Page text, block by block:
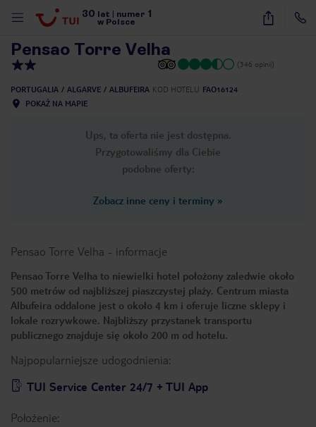
30 lat numer 1
w Polsce
21
Pensao Torre Velha
(346 opinii)
PORTUGALIA ALGARVE ALBUFEIRA KOD HOTELU FAO16124
POKAŻ NA MAPIE
Ups, ta oferta nie jest dostępna.
Przygotowaliśmy dla Ciebie
podobne oferty:
Zobacz inne ceny i terminy »
Pensao Torre Velha - informacje
Pensao Torre Velha to niewielki hotel położony zaledwie około
500 metrów od najbliższej piaszczystej plaży. Centrum miasta
Albufeira oddalone jest o około 4 km i oferuje liczne sklepy i
lokale rozrywkowe. Najbliższy przystanek transportu
publicznego znajduje się około 200 m od hotelu.
Najpopularniejsze udogodnienia:
TUI Service Center 24/7 + TUI App
Położenie: